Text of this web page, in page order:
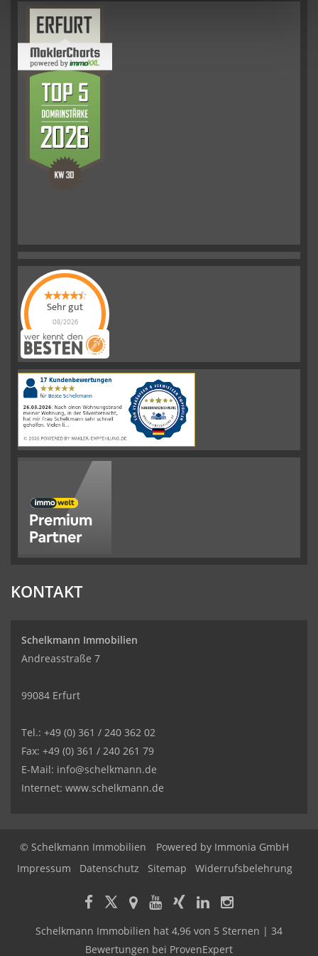
Sehr gut
08/2026
Schelkmann
Immobilienhat
|110Schelkmann
ImmobilienBewertungen
auf
werkenntdenBESTEN.de
KONTAKT
Schelkmann Immobilien
Andreasstraße 7
99084 Erfurt
Tel.: +49 (0) 361 / 240 362 02
Fax: +49 (0) 361 / 240 261 79
E-Mail: info@schelkmann.de
Internet: www.schelkmann.de
© Schelkmann Immobilien Powered by Immonia GmbH
Impressum
Datenschutz Sitemap Widerrufsbelehrung
Schelkmann Immobilien hat 4,96 von 5 Sternen | 34
Bewertungen bei ProvenExpert